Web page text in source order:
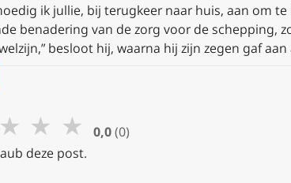
ik jullie, bij terugkeer naar huis, aan om
benadering van de zorg voor de schepping,
besloot hij, waarna hij zijn zegen gaf
★ ★ ★ 0,0 (0)
deze post.